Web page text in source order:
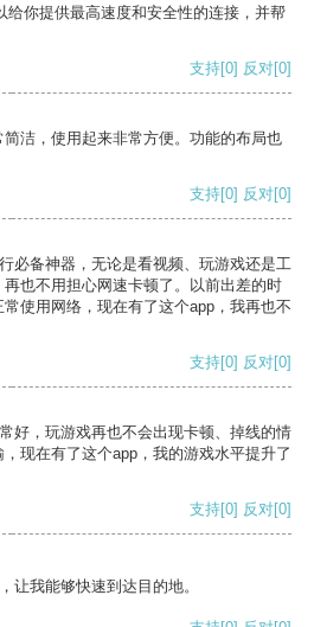
给你提供最高速度和安全性的连接，并帮
支持[0] 反对[0]
洁，使用起来非常方便。功能的布局也
支持[0] 反对[0]
必备神器，无论是看视频、玩游戏还是工
也不用担心网速卡顿了。以前出差的时
使用网络，现在有了这个app，我再也不
支持[0] 反对[0]
好，玩游戏再也不会出现卡顿、掉线的情
现在有了这个app，我的游戏水平提升了
支持[0] 反对[0]
让我能够快速到达目的地。